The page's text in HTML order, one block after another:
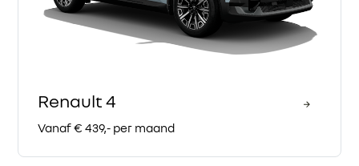
Renault 4
Vanaf € 439,- per maand